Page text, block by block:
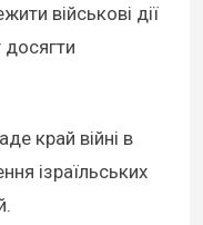
військові дії
досягти
край війні в
ізраїльських